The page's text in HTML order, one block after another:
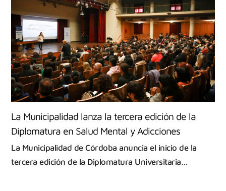
La Municipalidad lanza la tercera edición de la
Diplomatura en Salud Mental y Adicciones
La Municipalidad de Córdoba anuncia el inicio de la
tercera edición de la Diplomatura Universitaria…